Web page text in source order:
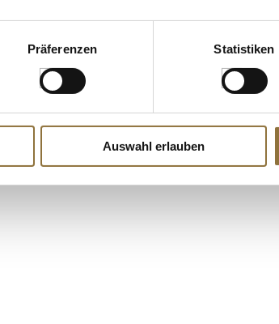
Präferenzen Statistiken
Auswahl erlauben